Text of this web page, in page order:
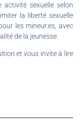
sexuelle selon
la liberté sexuelle
les mineur.es, avec
de la jeunesse.
et vous invite à lire